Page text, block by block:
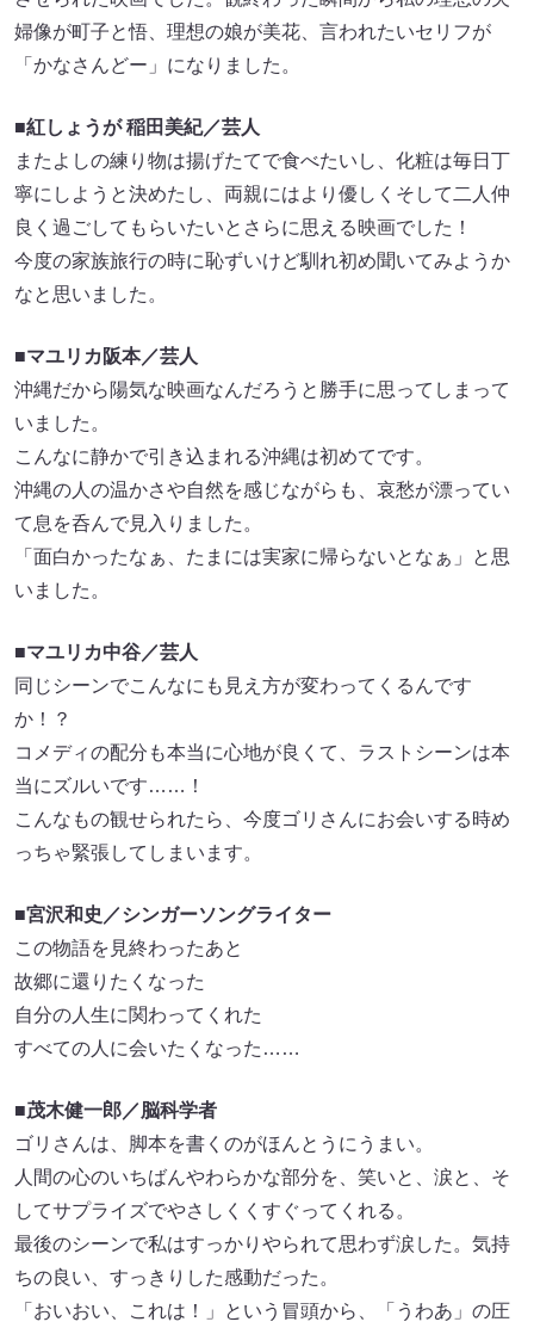
婦像が町子と悟、理想の娘が美花、言われたいセリフが
「かなさんどー」になりました。
■紅しょうが 稲田美紀／芸人
またよしの練り物は揚げたてで食べたいし、化粧は毎日丁
寧にしようと決めたし、両親にはより優しくそして二人仲
良く過ごしてもらいたいとさらに思える映画でした！
今度の家族旅行の時に恥ずいけど馴れ初め聞いてみようか
なと思いました。
■マユリカ阪本／芸人
沖縄だから陽気な映画なんだろうと勝手に思ってしまって
いました。
こんなに静かで引き込まれる沖縄は初めてです。
沖縄の人の温かさや自然を感じながらも、哀愁が漂ってい
て息を呑んで見入りました。
「面白かったなぁ、たまには実家に帰らないとなぁ」と思
いました。
■マユリカ中谷／芸人
同じシーンでこんなにも見え方が変わってくるんです
か！？
コメディの配分も本当に心地が良くて、ラストシーンは本
当にズルいです……！
こんなもの観せられたら、今度ゴリさんにお会いする時め
っちゃ緊張してしまいます。
■宮沢和史／シンガーソングライター
この物語を見終わったあと
故郷に還りたくなった
自分の人生に関わってくれた
すべての人に会いたくなった……
■茂木健一郎／脳科学者
ゴリさんは、脚本を書くのがほんとうにうまい。
人間の心のいちばんやわらかな部分を、笑いと、涙と、そ
してサプライズでやさしくくすぐってくれる。
最後のシーンで私はすっかりやられて思わず涙した。気持
ちの良い、すっきりした感動だった。
「おいおい、これは！」という冒頭から、「うわあ」の圧